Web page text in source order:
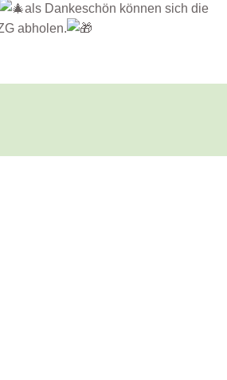
als Dankeschön können sich die
abholen.